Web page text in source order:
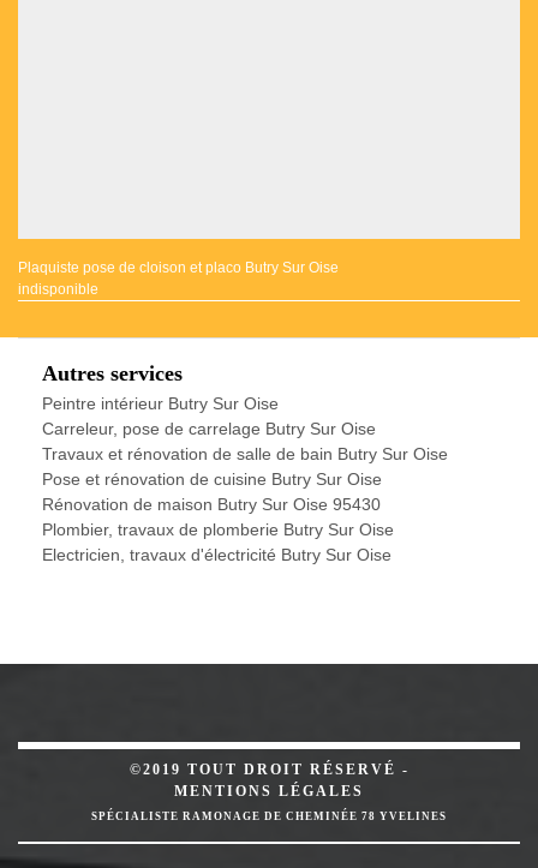
Plaquiste pose de cloison et placo Butry Sur Oise
indisponible
Autres services
Peintre intérieur Butry Sur Oise
Carreleur, pose de carrelage Butry Sur Oise
Travaux et rénovation de salle de bain Butry Sur Oise
Pose et rénovation de cuisine Butry Sur Oise
Rénovation de maison Butry Sur Oise 95430
Plombier, travaux de plomberie Butry Sur Oise
Electricien, travaux d'électricité Butry Sur Oise
©2019 TOUT DROIT RÉSERVÉ -
MENTIONS LÉGALES
SPÉCIALISTE RAMONAGE DE CHEMINÉE 78 YVELINES